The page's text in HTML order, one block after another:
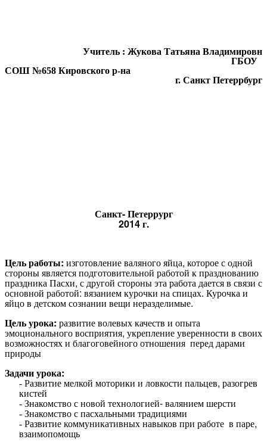
Учитель : Жукова Татьяна Владимировн
ГБОУ
СОШ №658 Кировского р-на
г. Санкт Петеррбург
Санкт- Петеррург
2014 г.
Цель работы: изготовление валяного яйца, которое с одной
стороны является подготовительной работой к празднованию
праздника Пасхи, с другой стороны эта работа дается в связи с
основной работой: вязанием курочки на спицах. Курочка и
яйцо в детском сознании вещи неразделимые.
Цель урока: развитие волевых качеств и опыта
эмоционального восприятия, укрепление уверенности в своих
возможностях и благоговейного отношения перед дарами
природы
Задачи урока:
Развитие мелкой моторики и ловкости пальцев, разогрев
кистей
Знакомство с новой технологией- валянием шерсти
Знакомство с пасхальными традициями
Развитие коммуникативных навыков при работе в паре,
взаимопомощь